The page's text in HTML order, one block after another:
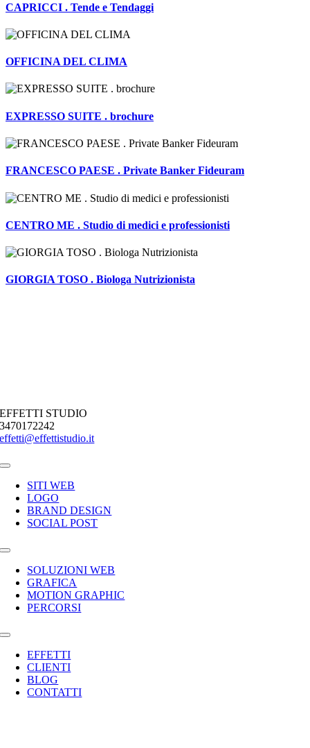
CAPRICCI . Tende e Tendaggi
OFFICINA DEL CLIMA
EXPRESSO SUITE . brochure
FRANCESCO PAESE . Private Banker Fideuram
CENTRO ME . Studio di medici e professionisti
GIORGIA TOSO . Biologa Nutrizionista
EFFETTI STUDIO
3470172242
effetti@effettistudio.it
Toggle
NavigationSITI WEB
LOGO
BRAND DESIGN
SOCIAL POST
Toggle
NavigationSOLUZIONI WEB
GRAFICA
MOTION GRAPHIC
PERCORSI
Toggle
NavigationEFFETTI
CLIENTI
BLOG
CONTATTI